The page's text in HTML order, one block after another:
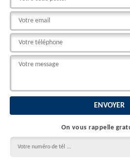
On vous rappelle